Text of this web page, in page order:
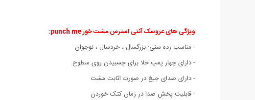
ویژگی های عروسک آنتی استرس مشت خور punch me:
- مناسب رده سنی: بزرگسال ، خردسال ، نوجوان
- دارای چهار پمپ خلا برای چسبیدن روی سطوح
- دارای صدای جیغ در صورت اثابت مشت
- قابلیت پخش صدا در زمان کتک خوردن